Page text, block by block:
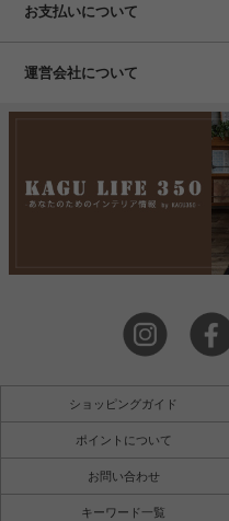
お支払いについて
運営会社について
ショッピングガイド
ポイントについて
お問い合わせ
キーワード一覧